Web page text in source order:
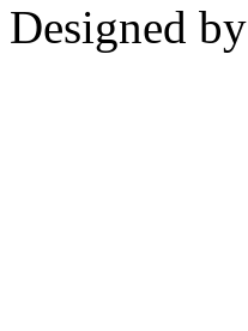
Designed by